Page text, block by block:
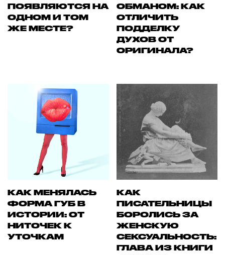
ПОЯВЛЯЮТСЯ НА
ОДНОМ И ТОМ
ЖЕ МЕСТЕ?
ОБМАНОМ: КАК
ОТЛИЧИТЬ
ПОДДЕЛКУ
ДУХОВ ОТ
ОРИГИНАЛА?
КАК МЕНЯЛАСЬ
ФОРМА ГУБ В
ИСТОРИИ: ОТ
НИТОЧЕК К
УТОЧКАМ
КАК
ПИСАТЕЛЬНИЦЫ
БОРОЛИСЬ ЗА
ЖЕНСКУЮ
СЕКСУАЛЬНОСТЬ:
ГЛАВА ИЗ КНИГИ